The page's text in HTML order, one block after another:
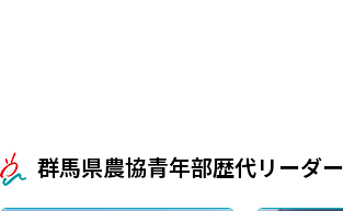
群馬県農協青年部歴代リーダー